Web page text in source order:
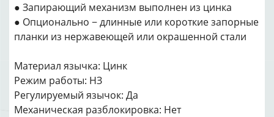
● Запирающий механизм выполнен из цинка
● Опционально − длинные или короткие запорные
планки из нержавеющей или окрашенной стали
Материал язычка: Цинк
Режим работы: НЗ
Регулируемый язычок: Да
Механическая разблокировка: Нет